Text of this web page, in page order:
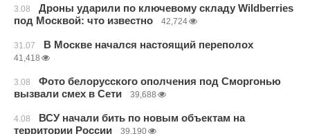
3.08
Дроны ударили по ключевому складу Wildberries
под Москвой: что известно
42,724
31.07 В Москве начался настоящий переполох
41,418
3.08
Фото белорусского ополчения под Сморгонью
вызвали смех в Сети
39,688
4.08
ВСУ начали бить по новым объектам на
территории России
39,190